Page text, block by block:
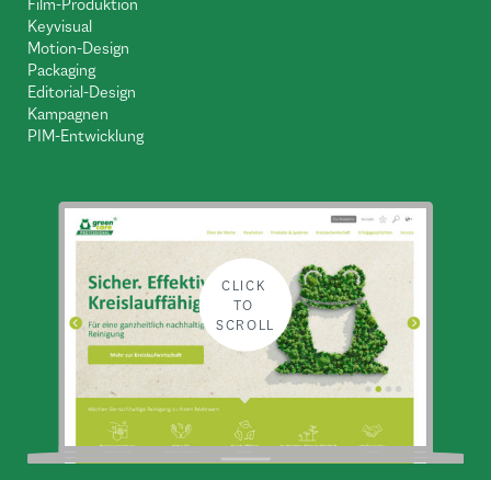
Film-Produktion
Keyvisual
Motion-Design
Packaging
Editorial-Design
Kampagnen
PIM-Entwicklung